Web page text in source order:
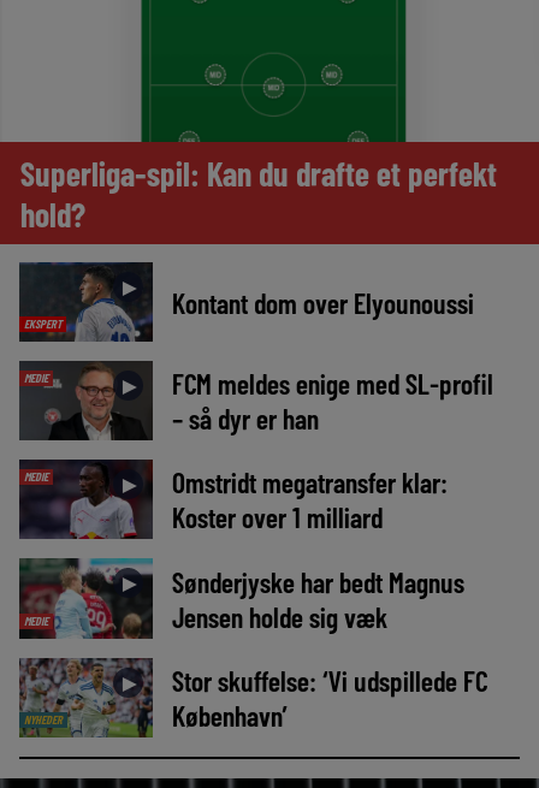
Superliga-spil: Kan du drafte et perfekt
hold?
EKSPERT
► Kontant dom over Elyounoussi
MEDIE ►
FCM meldes enige med SL-profil
– så dyr er han
MEDIE ►
Omstridt megatransfer klar:
Koster over 1 milliard
MEDIE
►
Sønderjyske har bedt Magnus
Jensen holde sig væk
NYHEDER
►
Stor skuffelse: ‘Vi udspillede FC
København’